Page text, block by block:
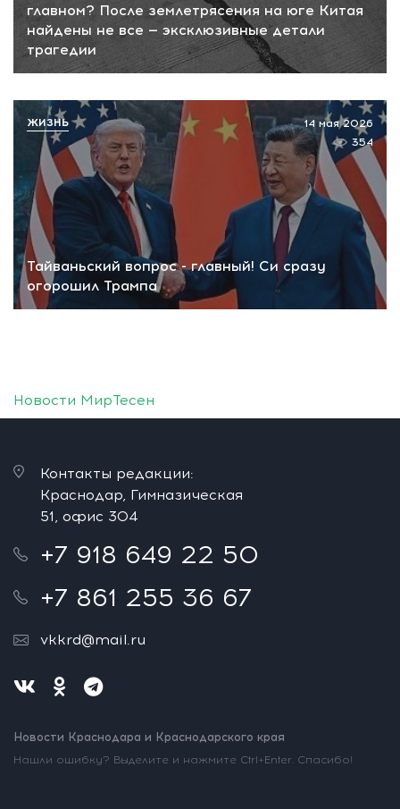
главном? После землетрясения на юге Китая
найдены не все — эксклюзивные детали
трагедии
Тайваньский вопрос - главный! Си сразу
огорошил Трампа
14 мая 2026
354
ЖИЗНЬ
Новости МирТесен
Контакты редакции:
Краснодар, Гимназическая
51, офис 304
+7 918 649 22 50
+7 861 255 36 67
vkkrd@mail.ru
Новости Краснодара и Краснодарского края
Нашли ошибку? Выделите и нажмите Ctrl+Enter. Спасибо!